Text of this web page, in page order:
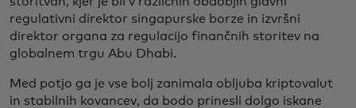
regulativni direktor singapurske borze in izvršni
direktor organa za regulacijo finančnih storitev na
globalnem trgu Abu Dhabi.
Med potjo ga je vse bolj zanimala obljuba kriptovalut
in stabilnih kovancev, da bodo prinesli dolgo iskane